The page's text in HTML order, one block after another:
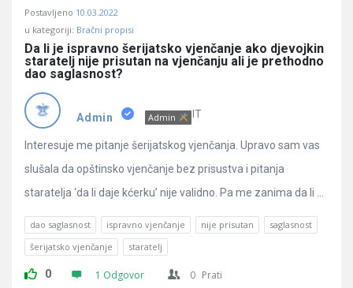
Učene
Latest
Pitanja
Postavljeno 10.03.2022
u kategoriji: Bračni propisi
Da li je ispravno šerijatsko vjenčanje ako djevojkin
staratelj nije prisutan na vjenčanju ali je prethodno
dao saglasnost?
Admin Admin IT
Interesuje me pitanje šerijatskog vjenčanja. Upravo sam vas
slušala da opštinsko vjenčanje bez prisustva i pitanja
staratelja ‘da li daje kćerku’ nije validno. Pa me zanima da li ...
dao saglasnost ispravno vjenčanje nije prisutan
saglasnost
šerijatsko vjenčanje
staratelj
0 1 Odgovor 0 Prati